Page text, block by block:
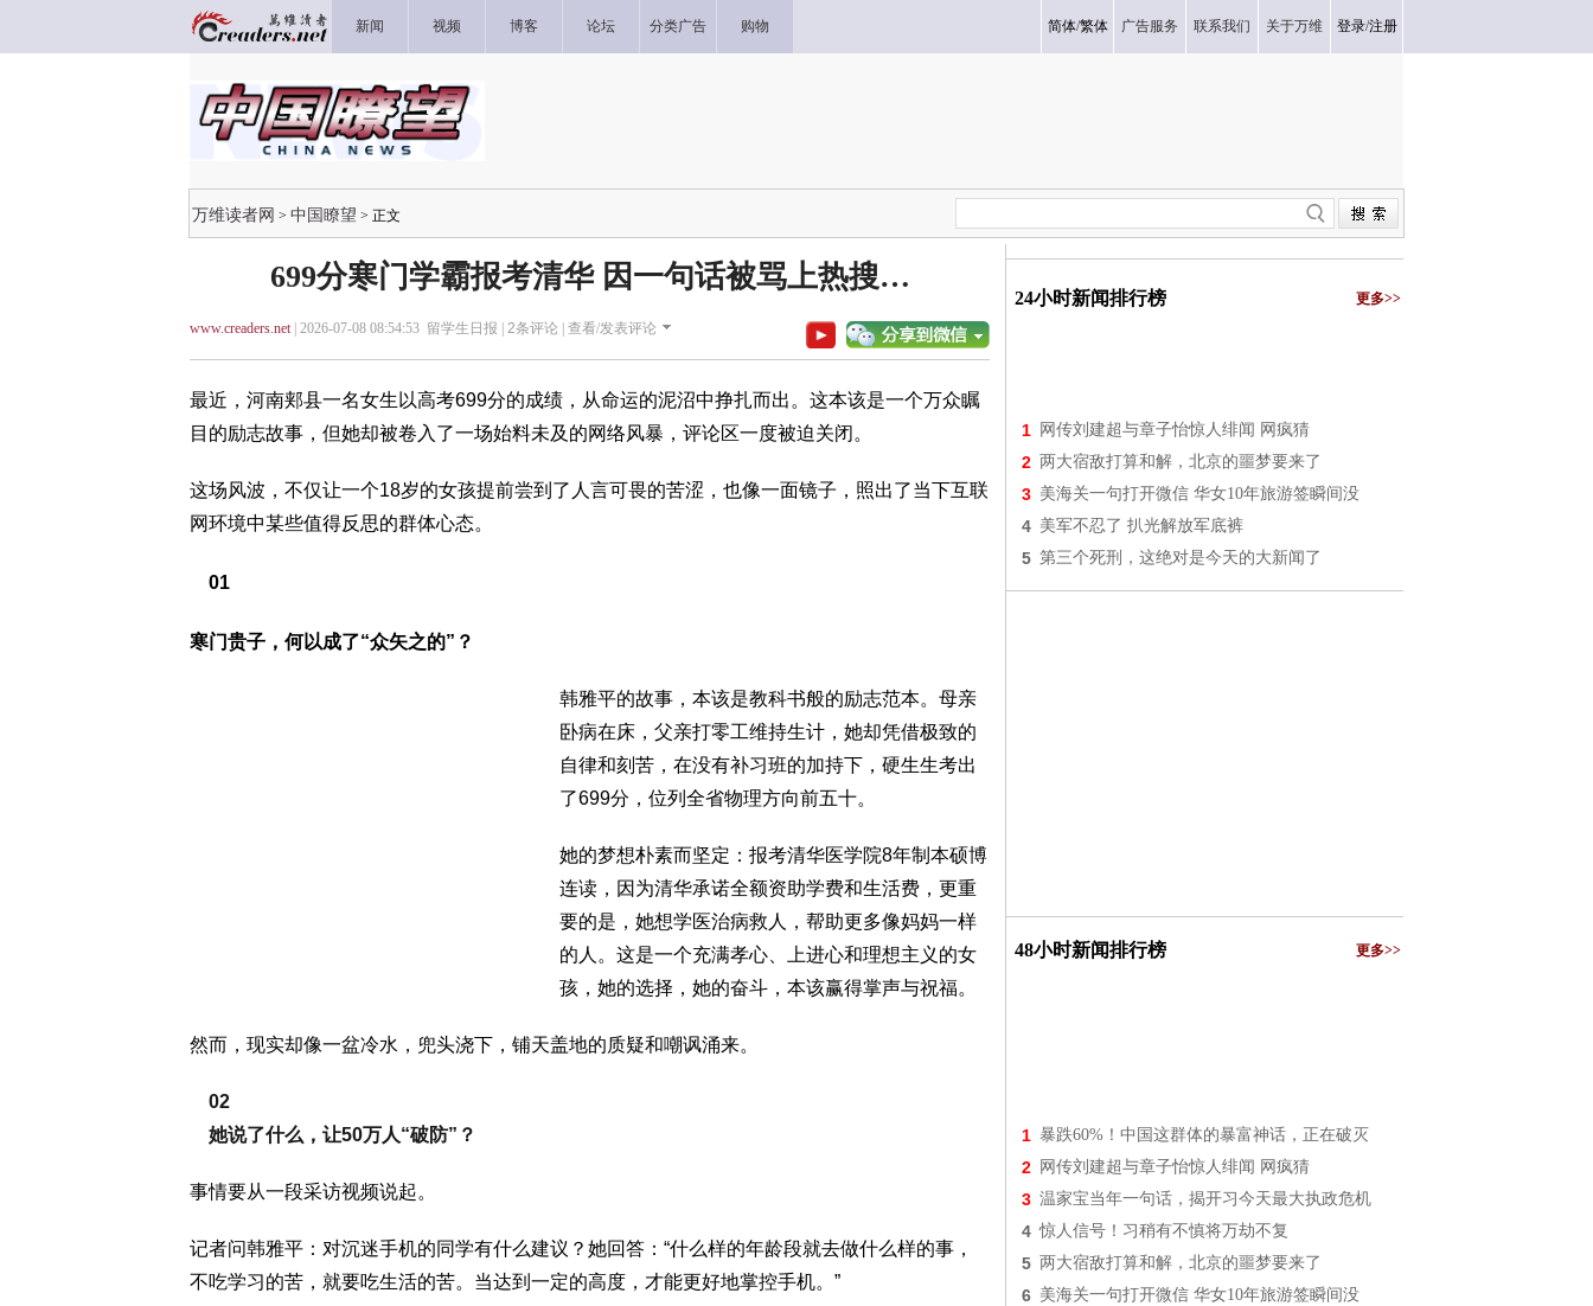
新闻 视频 博客 论坛 分类广告 购物 简体/繁体 广告服务 联系我们 关于万维 登录/注册
万维读者网 > 中国瞭望 > 正文
699分寒门学霸报考清华 因一句话被骂上热搜…
www.creaders.net| 2026-07-08 08:54:53 留学生日报 | 2条评论 | 查看/发表评论
最近，河南郏县一名女生以高考699分的成绩，从命运的泥沼中挣扎而出。这本该是一个万众瞩
目的励志故事，但她却被卷入了一场始料未及的网络风暴，评论区一度被迫关闭。
这场风波，不仅让一个18岁的女孩提前尝到了人言可畏的苦涩，也像一面镜子，照出了当下互联
网环境中某些值得反思的群体心态。
01
寒门贵子，何以成了“众矢之的”？
韩雅平的故事，本该是教科书般的励志范本。母亲
卧病在床，父亲打零工维持生计，她却凭借极致的
自律和刻苦，在没有补习班的加持下，硬生生考出
了699分，位列全省物理方向前五十。
她的梦想朴素而坚定：报考清华医学院8年制本硕博
连读，因为清华承诺全额资助学费和生活费，更重
要的是，她想学医治病救人，帮助更多像妈妈一样
的人。这是一个充满孝心、上进心和理想主义的女
孩，她的选择，她的奋斗，本该赢得掌声与祝福。
然而，现实却像一盆冷水，兜头浇下，铺天盖地的质疑和嘲讽涌来。
02
她说了什么，让50万人“破防”？
事情要从一段采访视频说起。
记者问韩雅平：对沉迷手机的同学有什么建议？她回答：“什么样的年龄段就去做什么样的事，
不吃学习的苦，就要吃生活的苦。当达到一定的高度，才能更好地掌控手机。”
24小时新闻排行榜 更多>>
1 网传刘建超与章子怡惊人绯闻 网疯猜
2 两大宿敌打算和解，北京的噩梦要来了
3 美海关一句打开微信 华女10年旅游签瞬间没
4 美军不忍了 扒光解放军底裤
5 第三个死刑，这绝对是今天的大新闻了
48小时新闻排行榜 更多>>
1 暴跌60%！中国这群体的暴富神话，正在破灭
2 网传刘建超与章子怡惊人绯闻 网疯猜
3 温家宝当年一句话，揭开习今天最大执政危机
4 惊人信号！习稍有不慎将万劫不复
5 两大宿敌打算和解，北京的噩梦要来了
6 美海关一句打开微信 华女10年旅游签瞬间没